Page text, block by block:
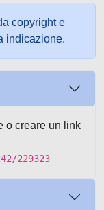
copyright e
indicazione.
o creare un link
229323